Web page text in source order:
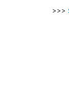
>>>